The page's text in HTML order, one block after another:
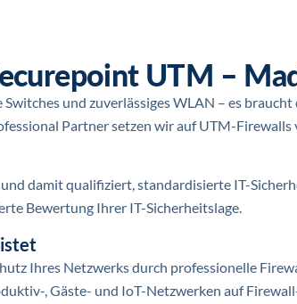
UTM –
und zuverlässiges WLAN – es
Partner setzen wir auf UTM-
und damit qualifiziert, standardisierte IT-
Bewertung Ihrer IT-Sicherheitslage.
Ihres Netzwerks durch professionelle
, Gäste- und IoT-Netzwerken auf